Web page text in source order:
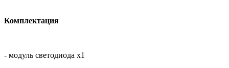
Комплектация
- модуль светодиода х1